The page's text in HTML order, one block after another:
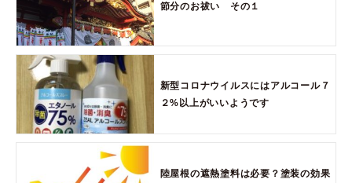
節分のお祓い その１
新型コロナウイルスにはアルコール７
２%以上がいいようです
陸屋根の遮熱塗料は必要？塗装の効果